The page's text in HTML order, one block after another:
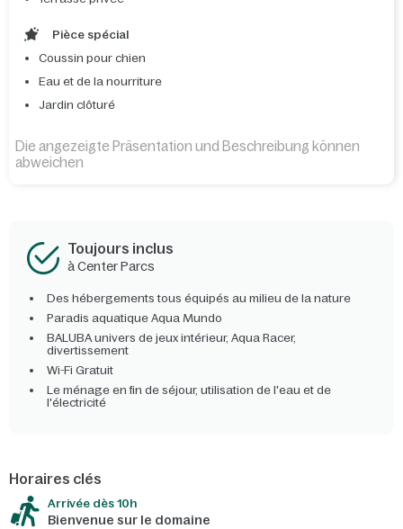
Pièce spécial
Coussin pour chien
Eau et de la nourriture
Jardin clôturé
Die angezeigte Präsentation und Beschreibung können
abweichen
Toujours inclus
à Center Parcs
Des hébergements tous équipés au milieu de la nature
Paradis aquatique Aqua Mundo
BALUBA univers de jeux intérieur, Aqua Racer,
divertissement
Wi-Fi Gratuit
Le ménage en fin de séjour, utilisation de l'eau et de
l'électricité
Horaires clés
Arrivée dès 10h​
Bienvenue sur le domaine​